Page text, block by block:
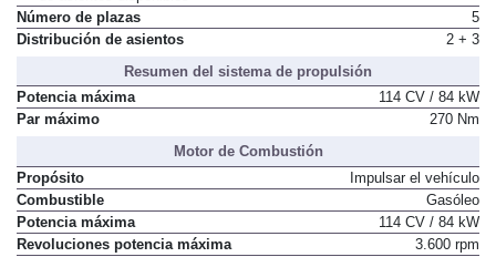
Número de plazas
5
Distribución de asientos
2 + 3
Resumen del sistema de propulsión
Potencia máxima
114 CV / 84 kW
Par máximo
270 Nm
Motor de Combustión
Propósito
Impulsar el vehículo
Combustible
Gasóleo
Potencia máxima
114 CV / 84 kW
Revoluciones potencia máxima
3.600 rpm